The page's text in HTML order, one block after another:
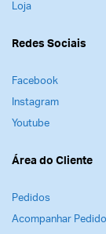
Loja
Redes Sociais
Facebook
Instagram
Youtube
Área do Cliente
Pedidos
Acompanhar Pedido